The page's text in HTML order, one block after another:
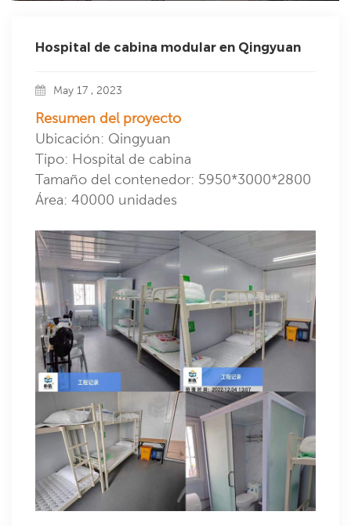
Hospital de cabina modular en Qingyuan
May 17 , 2023
Resumen del proyecto
Ubicación: Qingyuan
Tipo: Hospital de cabina
Tamaño del contenedor: 5950*3000*2800
Área: 40000 unidades